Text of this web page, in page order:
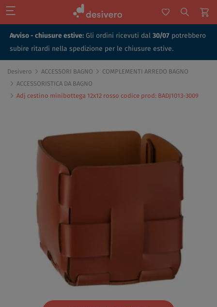
Avviso - chiusure estive: Gli ordini ricevuti dal 30/07 potrebbero
subire ritardi nella spedizione per le chiusure estive.
Desivero ACCESSORI BAGNO
COMPLEMENTI ARREDO BAGNO
ACCESSORISTICA DA BAGNO
Adj cestino minibottega 12x12 rosso codice prod: BADJ1013-3009